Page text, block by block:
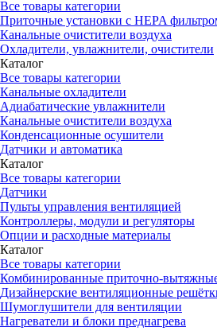
Все товары категории
Приточные установки c HEPA
Канальные очистители воздуха
Охладители, увлажнители, очистители
Каталог
Все товары категории
Канальные охладители
Адиабатические увлажнители
Канальные очистители воздуха
Конденсационные осушители
Датчики и автоматика
Каталог
Все товары категории
Датчики
Пульты управления вентиляцией
Контроллеры, модули и регуляторы
Опции и расходные материалы
Каталог
Все товары категории
Комбинированные приточно-
Дизайнерские вентиляционные
Шумоглушители для вентиляции
Нагреватели и блоки преднагрева